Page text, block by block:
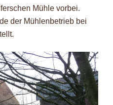
Mühle vorbei.
der Mühlenbetrieb bei